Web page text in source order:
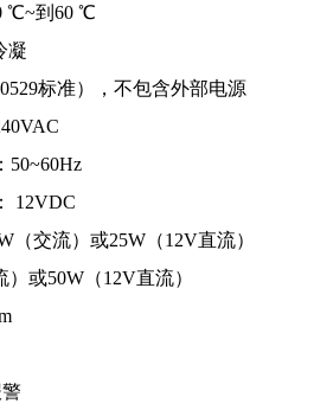
℃~到60 ℃
凝
标准），不包含外部电源
50~60Hz
12VDC
（交流）或25W（12V直流）
或50W（12V直流）